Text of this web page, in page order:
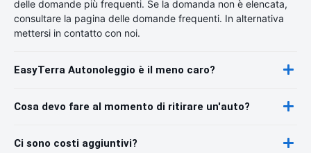
delle domande più frequenti. Se la domanda non è elencata,
consultare la pagina delle domande frequenti. In alternativa
mettersi in contatto con noi.
EasyTerra Autonoleggio è il meno caro?
Cosa devo fare al momento di ritirare un'auto?
Ci sono costi aggiuntivi?